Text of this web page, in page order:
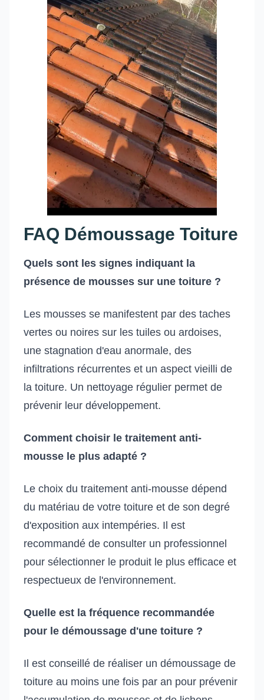
FAQ Démoussage Toiture
Quels sont les signes indiquant la
présence de mousses sur une toiture ?
Les mousses se manifestent par des taches
vertes ou noires sur les tuiles ou ardoises,
une stagnation d'eau anormale, des
infiltrations récurrentes et un aspect vieilli de
la toiture. Un nettoyage régulier permet de
prévenir leur développement.
Comment choisir le traitement anti-
mousse le plus adapté ?
Le choix du traitement anti-mousse dépend
du matériau de votre toiture et de son degré
d'exposition aux intempéries. Il est
recommandé de consulter un professionnel
pour sélectionner le produit le plus efficace et
respectueux de l'environnement.
Quelle est la fréquence recommandée
pour le démoussage d'une toiture ?
Il est conseillé de réaliser un démoussage de
toiture au moins une fois par an pour prévenir